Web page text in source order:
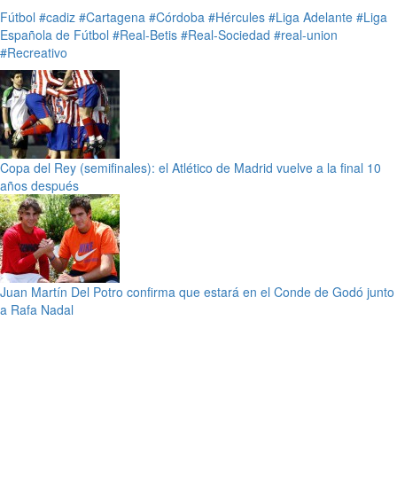
Fútbol #cadiz #Cartagena #Córdoba #Hércules #Liga Adelante #Liga
Española de Fútbol #Real-Betis #Real-Sociedad #real-union
#Recreativo
Copa del Rey (semifinales): el Atlético de Madrid vuelve a la final 10
años después
Juan Martín Del Potro confirma que estará en el Conde de Godó junto
a Rafa Nadal